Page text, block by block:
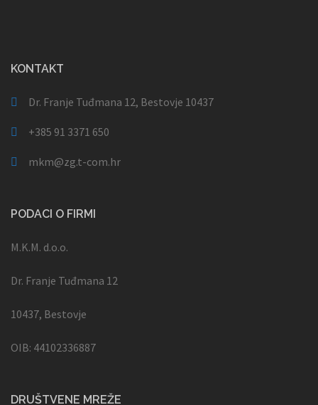
KONTAKT
Dr. Franje Tuđmana 12, Bestovje 10437
+385 91 3371 650
mkm@zg.t-com.hr
PODACI O FIRMI
M.K.M. d.o.o.
Dr. Franje Tuđmana 12
10437, Bestovje
OIB: 44102336887
DRUŠTVENE MREŽE